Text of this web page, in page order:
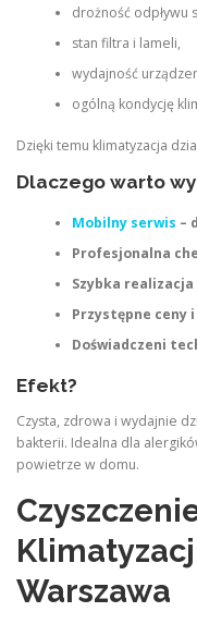
drożność odpływu
stan filtra i lameli,
wydajność
ogólną kondycję
Dzięki temu klimatyzacja
Dlaczego warto
Mobilny serwis –
Profesjonalna
Szybka
Przystępne ceny
Doświadczeni
Efekt?
Czysta, zdrowa i wydajnie
bakterii. Idealna dla
powietrze w domu.
Warszawa